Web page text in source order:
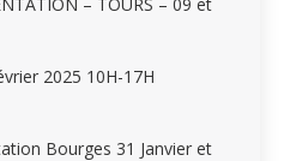
2025 10H-17H
Bourges 31 Janvier et